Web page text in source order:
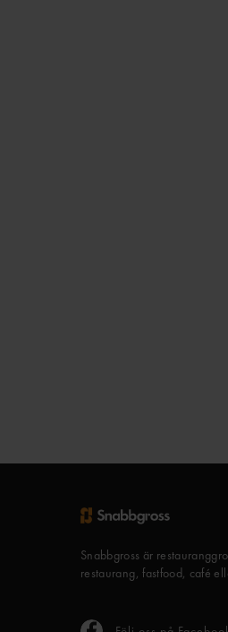
Snabbgross är
restaurang, fastfood, café